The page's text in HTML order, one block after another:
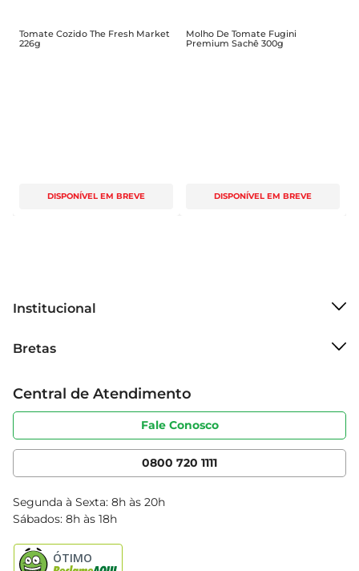
Tomate Cozido The Fresh Market
226g
DISPONÍVEL EM BREVE
Molho De Tomate Fugini
Premium Sachê 300g
DISPONÍVEL EM BREVE
Institucional
Grupo Cencosud
Sobre privacidade
Portal do fornecedor
Cencosud Media
Bretas
Produtos Bretas
Código de ética
Serviços
Clube Bretas
Blog Bretas
Black Friday
Central de Atendimento
Fale Conosco
0800 720 1111
Segunda à Sexta: 8h às 20h
Sábados: 8h às 18h